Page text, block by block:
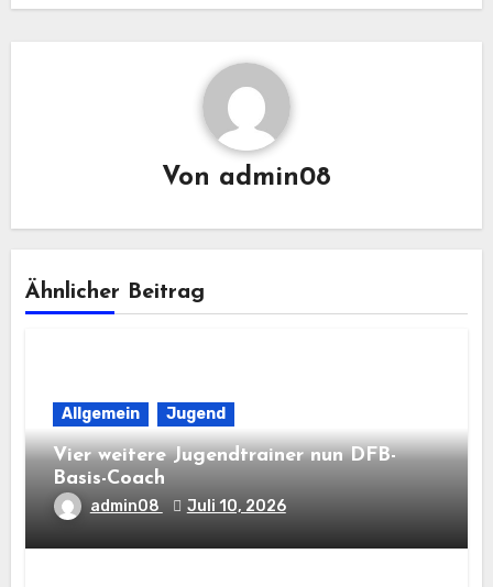
Von admin08
Ähnlicher Beitrag
Allgemein Jugend
Vier weitere Jugendtrainer nun DFB-
Basis-Coach
admin08 Juli 10, 2026